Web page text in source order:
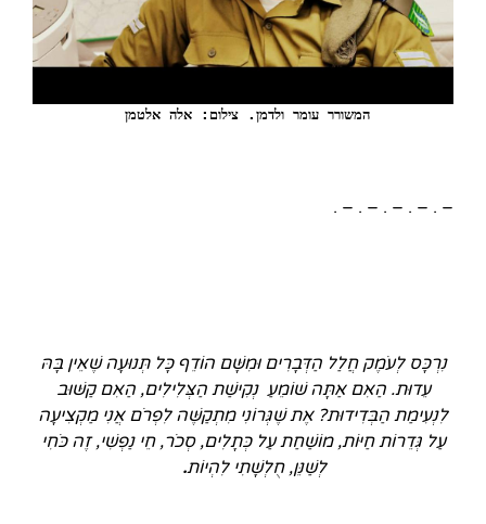
המשורר עומר ולדמן. צילום: אלה אלטמן
– . – . – . – . – .
נִרְכָּס לְעֹמֶק חֲלַל הַדְּבָרִים וּמִשָּׁם הוֹדֵף כָּל תְּנוּעָה שֶׁאֵין בָּהּ
עֵדוּת. הַאִם אַתָּה שׁוֹמֵעַ נְקִישַׁת הַצְּלִילִים, הַאִם קַשּׁוּב
לִנְעִימַת הַבְּדִידוּת? אֶת שֶׁגְּרוֹנִי מִתְקַשֶּׁה לִפְרֹם אֲנִי מַקְצִיעָה
עַל גְּדֵרוֹת חַיּוֹת, מוֹשַׁחַת עַל כְּתָלִים, סְכֹר, חֵי נַפְשִׁי, זֶה כֹּחִי
לְשַׁנֵּן, חֻלְשָׁתִי לִהְיוֹת.